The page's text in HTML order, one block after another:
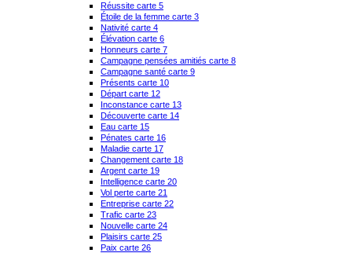
Réussite carte 5
Étoile de la femme carte 3
Nativité carte 4
Élévation carte 6
Honneurs carte 7
Campagne pensées amitiés carte 8
Campagne santé carte 9
Présents carte 10
Départ carte 12
Inconstance carte 13
Découverte carte 14
Eau carte 15
Pénates carte 16
Maladie carte 17
Changement carte 18
Argent carte 19
Intelligence carte 20
Vol perte carte 21
Entreprise carte 22
Trafic carte 23
Nouvelle carte 24
Plaisirs carte 25
Paix carte 26